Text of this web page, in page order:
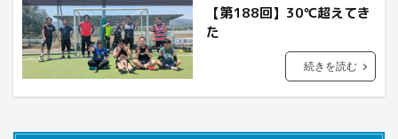
【第188回】30℃超えてき
た
続きを読む